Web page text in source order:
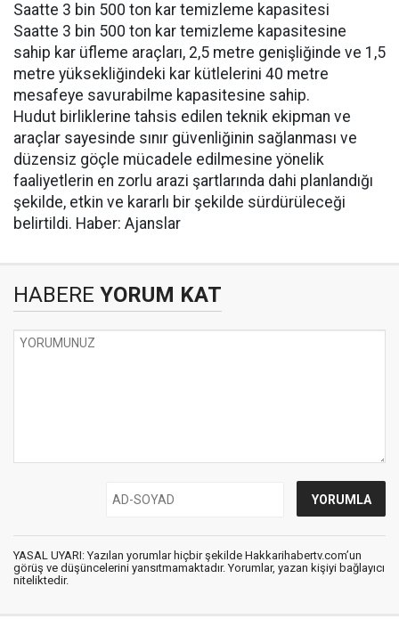
Saatte 3 bin 500 ton kar temizleme kapasitesi
Saatte 3 bin 500 ton kar temizleme kapasitesine
sahip kar üfleme araçları, 2,5 metre genişliğinde ve 1,5
metre yüksekliğindeki kar kütlelerini 40 metre
mesafeye savurabilme kapasitesine sahip.
Hudut birliklerine tahsis edilen teknik ekipman ve
araçlar sayesinde sınır güvenliğinin sağlanması ve
düzensiz göçle mücadele edilmesine yönelik
faaliyetlerin en zorlu arazi şartlarında dahi planlandığı
şekilde, etkin ve kararlı bir şekilde sürdürüleceği
belirtildi. Haber: Ajanslar
HABERE YORUM KAT
YASAL UYARI: Yazılan yorumlar hiçbir şekilde Hakkarihabertv.com’un
görüş ve düşüncelerini yansıtmamaktadır. Yorumlar, yazan kişiyi bağlayıcı
niteliktedir.